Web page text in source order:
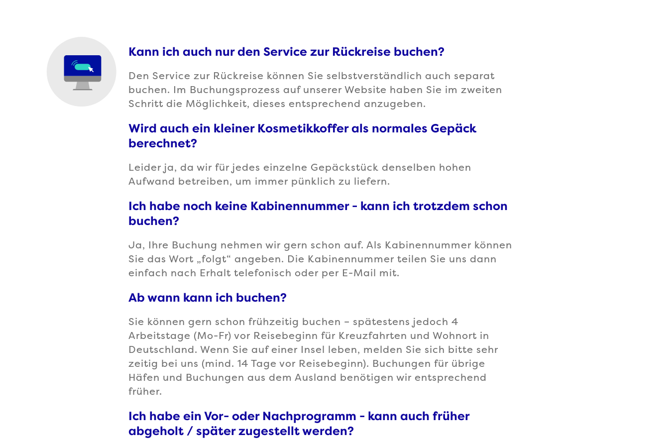
Kann ich auch nur den Service zur Rückreise buchen?
Den Service zur Rückreise können Sie selbstverständlich auch separat
buchen. Im Buchungsprozess auf unserer Website haben Sie im zweiten
Schritt die Möglichkeit, dieses entsprechend anzugeben.
Wird auch ein kleiner Kosmetikkoffer als normales Gepäck
berechnet?
Leider ja, da wir für jedes einzelne Gepäckstück denselben hohen
Aufwand betreiben, um immer pünklich zu liefern.
Ich habe noch keine Kabinennummer - kann ich trotzdem schon
buchen?
Ja, Ihre Buchung nehmen wir gern schon auf. Als Kabinennummer können
Sie das Wort „folgt“ angeben. Die Kabinennummer teilen Sie uns dann
einfach nach Erhalt telefonisch oder per E-Mail mit.
Ab wann kann ich buchen?
Sie können gern schon frühzeitig buchen – spätestens jedoch 4
Arbeitstage (Mo-Fr) vor Reisebeginn für Kreuzfahrten und Wohnort in
Deutschland. Wenn Sie auf einer Insel leben, melden Sie sich bitte sehr
zeitig bei uns (mind. 14 Tage vor Reisebeginn). Buchungen für übrige
Häfen und Buchungen aus dem Ausland benötigen wir entsprechend
früher.
Ich habe ein Vor- oder Nachprogramm - kann auch früher
abgeholt / später zugestellt werden?